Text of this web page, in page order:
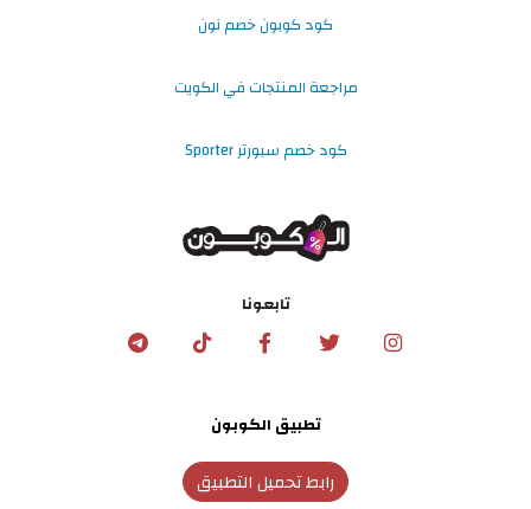
كود كوبون خصم نون
مراجعة المنتجات في الكويت
كود خصم سبورتر Sporter
تابعونا
تطبيق الكوبون
رابط تحميل التطبيق